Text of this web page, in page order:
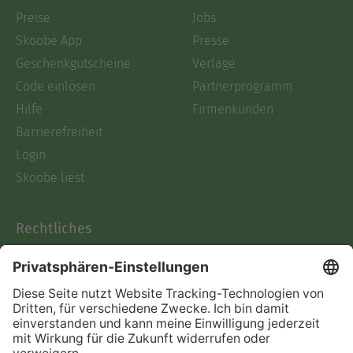
Preise
Skoobe App
Geschenkgutscheine
Code einlösen
Hilfe
Barrierefreiheit
Login
Skoobe liest
Jobs
Presse
Verlage
Partnerprogramm
Firmenkunden
Rechtliches
AGB
Informationen nach Data
Act
Verträge hier kündigen